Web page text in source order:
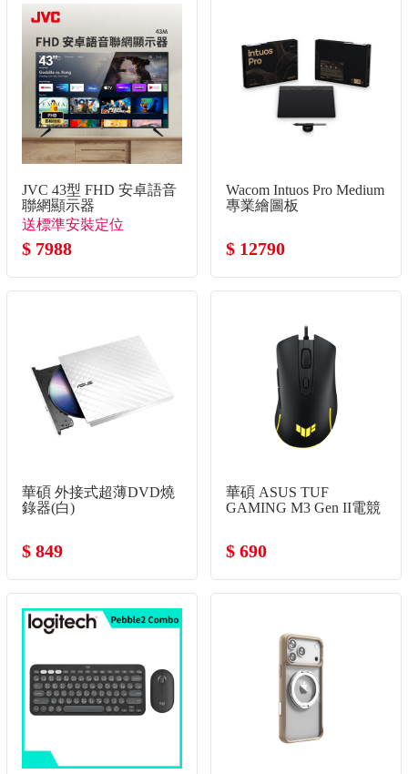
JVC 43型 FHD 安卓語音
聯網顯示器
送標準安裝定位
$ 7988
Wacom Intuos Pro Medium
專業繪圖板
$ 12790
華碩 外接式超薄DVD燒
錄器(白)
$ 849
華碩 ASUS TUF
GAMING M3 Gen II電競
$ 690